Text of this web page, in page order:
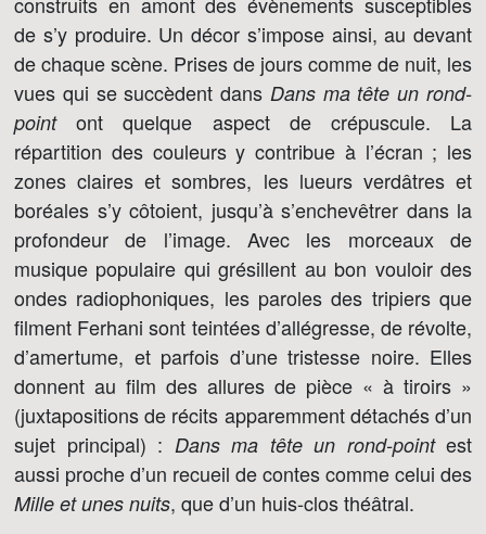
de s’y produire. Un décor s’impose ainsi, au devant
de chaque scène. Prises de jours comme de nuit, les
vues qui se succèdent dans Dans ma tête un rond-
pointont quelque aspect de crépuscule. La
répartition des couleurs y contribue à l’écran ; les
zones claires et sombres, les lueurs verdâtres et
boréales s’y côtoient, jusqu’à s’enchevêtrer dans la
profondeur de l’image. Avec les morceaux de
musique populaire qui grésillent au bon vouloir des
ondes radiophoniques, les paroles des tripiers que
filment Ferhani sont teintées d’allégresse, de révolte,
d’amertume, et parfois d’une tristesse noire. Elles
donnent au film des allures de pièce « à tiroirs »
(juxtapositions de récits apparemment détachés d’un
sujet principal) : Dans ma tête un rond-pointest
aussi proche d’un recueil de contes comme celui des
Mille et unes nuits, que d’un huis-clos théâtral.